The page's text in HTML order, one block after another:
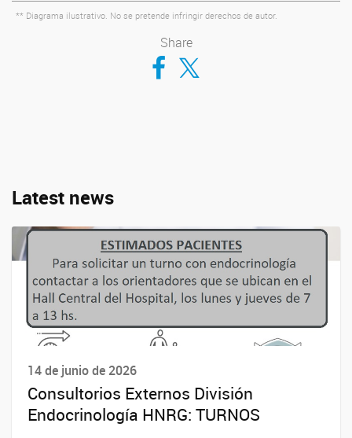
** Diagrama ilustrativo. No se pretende infringir derechos de autor.
Share
Compartir en Facebook
Compartir en Twitter
Latest news
14 de junio de 2026
Consultorios Externos División
Endocrinología HNRG: TURNOS